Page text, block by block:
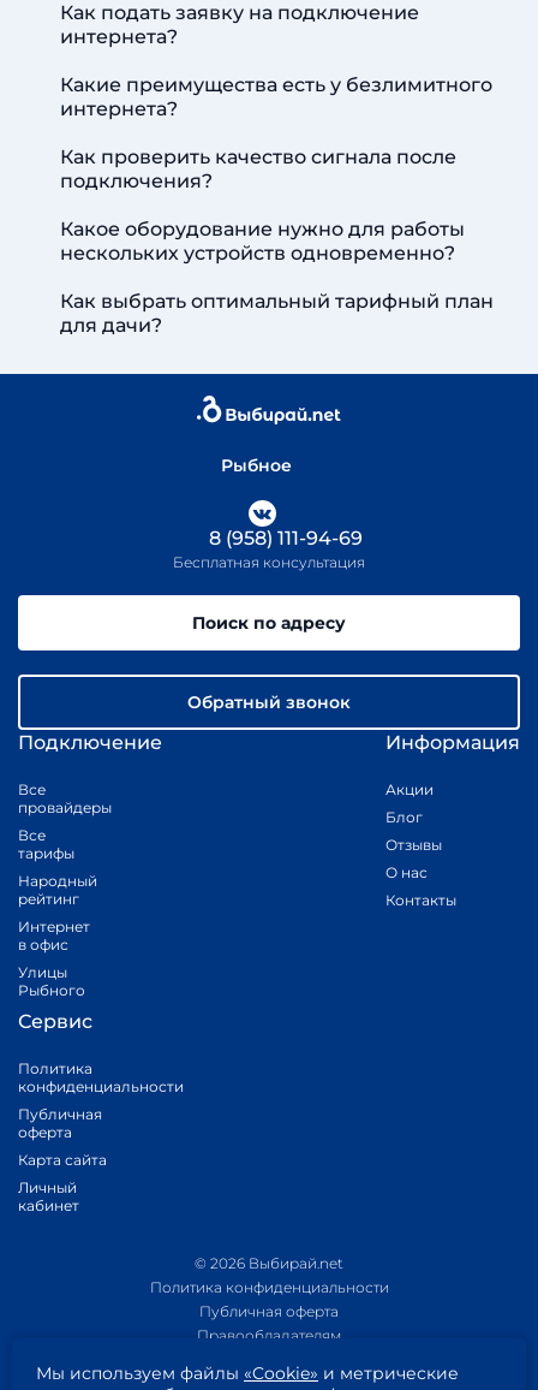
Как подать заявку на подключение
интернета?
Какие преимущества есть у безлимитного
интернета?
Как проверить качество сигнала после
подключения?
Какое оборудование нужно для работы
нескольких устройств одновременно?
Как выбрать оптимальный тарифный план
для дачи?
Рыбное
Подключение
Все
провайдеры
Все
тарифы
Народный
рейтинг
Интернет
в офис
Улицы
Рыбного
Информация
Акции
Блог
Отзывы
О нас
Контакты
Сервис
Политика
конфиденциальности
Публичная
оферта
Карта сайта
Личный
кабинет
8 (958) 111-94-69
Бесплатная консультация
Поиск по адресу
Обратный звонок
© 2026 Выбирай.net
Политика конфиденциальности
Публичная оферта
Правообладателям
Приложение 1
Мы используем файлы «Cookie» и метрические